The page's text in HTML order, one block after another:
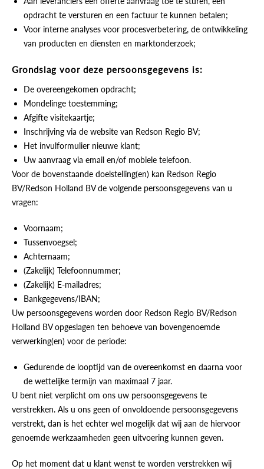
opdracht te versturen en een factuur te kunnen betalen;
Voor interne analyses voor procesverbetering, de ontwikkeling
van producten en diensten en marktonderzoek;
Grondslag voor deze persoonsgegevens is:
De overeengekomen opdracht;
Mondelinge toestemming;
Afgifte visitekaartje;
Inschrijving via de website van Redson Regio BV;
Het invulformulier nieuwe klant;
Uw aanvraag via email en/of mobiele telefoon.
Voor de bovenstaande doelstelling(en) kan Redson Regio
BV/Redson Holland BV de volgende persoonsgegevens van u
vragen:
Voornaam;
Tussenvoegsel;
Achternaam;
(Zakelijk) Telefoonnummer;
(Zakelijk) E-mailadres;
Bankgegevens/IBAN;
Uw persoonsgegevens worden door Redson Regio BV/Redson
Holland BV opgeslagen ten behoeve van bovengenoemde
verwerking(en) voor de periode:
Gedurende de looptijd van de overeenkomst en daarna voor
de wettelijke termijn van maximaal 7 jaar.
U bent niet verplicht om ons uw persoonsgegevens te
verstrekken. Als u ons geen of onvoldoende persoonsgegevens
verstrekt, dan is het echter wel mogelijk dat wij aan de hiervoor
genoemde werkzaamheden geen uitvoering kunnen geven.
Op het moment dat u klant wenst te worden verstrekken wij